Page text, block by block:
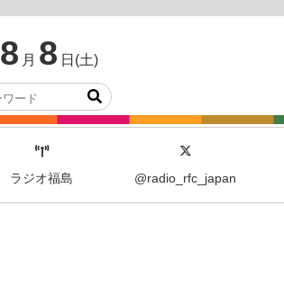
8 月 8 日(土)
ラジオ福島 @radio_rfc_japan